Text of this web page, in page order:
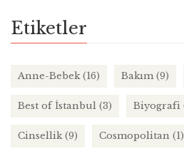
Etiketler
Anne-Bebek(16) Bakım (9)
Best of İstanbul (3) Biyografi
Cinsellik(9) Cosmopolitan (1)